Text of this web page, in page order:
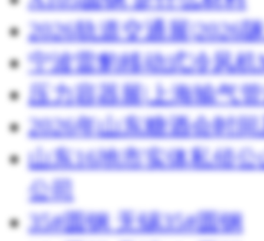
2026轨道交通展|2026
宁波雷豹移动式冷风
压力容器展|上海输气
2026年山东糖酒会时
山东16地市实体私侦
公司
35#圆钢 无锡35#圆钢